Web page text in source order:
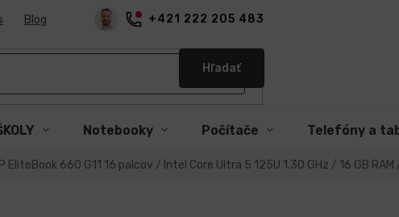
+421 222 205 483
Blog
Hľadať
Notebooky Počítače Telefóny a
EliteBook 660 G11 16 palcov / Intel Core Ultra 5 125U 1.30 GHz / 16 GB